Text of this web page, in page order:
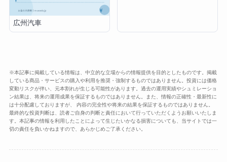
広州汽車
※本記事に掲載している情報は、中立的な立場からの情報提供を目的としたものです。掲載
している商品・サービスの購入や利用を推奨・強制するものではありません。投資には価格
変動リスクが伴い、元本割れが生じる可能性があります。過去の運用実績やシュミレーショ
ン結果は、将来の運用成果を保証するものではありません。また、情報の正確性・最新性に
は十分配慮しておりますが、 内容の完全性や将来の結果を保証するものではありません。
最終的な投資判断は、読者ご自身の判断と責任において行っていただくようお願いいたしま
す。本記事の情報を利用したことによって生じたいかなる損害についても、当サイトでは一
切の責任を負いかねますので、あらかじめご了承ください。